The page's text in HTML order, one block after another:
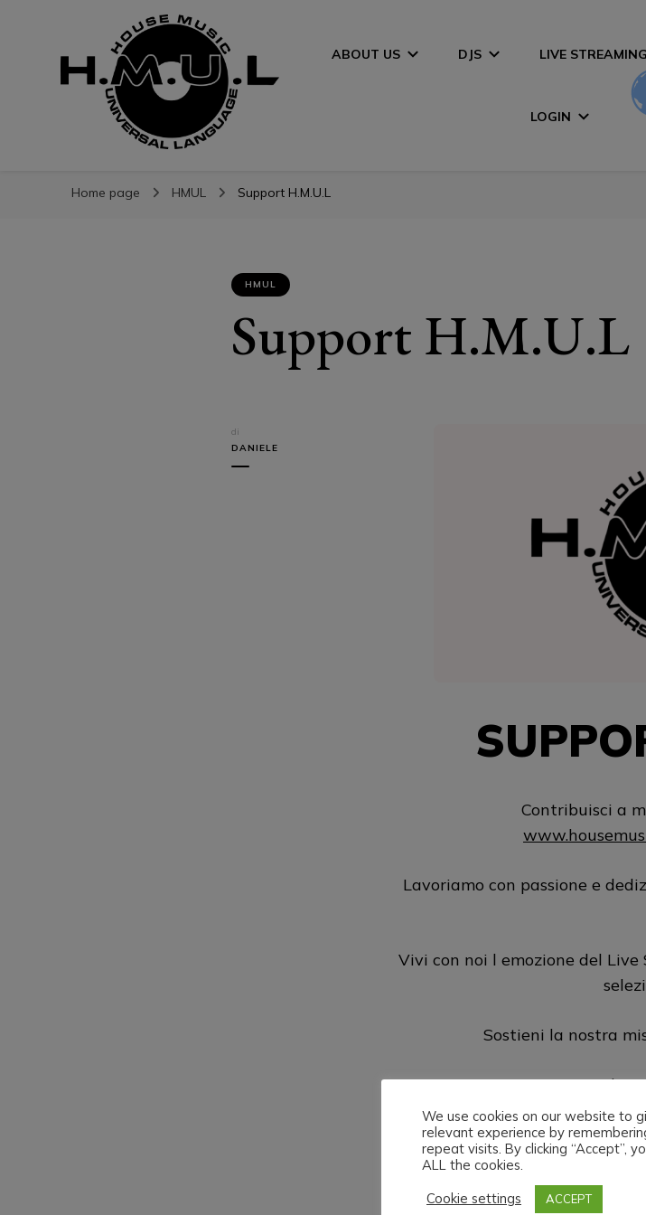
H.M.U.L.
H.M.U.L.
ABOUT US DJS LIVE STREAMING
LOGIN
Home page HMUL Support H.M.U.L
HMUL
Support H.M.U.L
di
DANIELE
Contribuisci a
Lavoriamo con passione e
Vivi con noi l emozione del
Sostieni la nostra
Con un piccolo
We use cookies on our website to
relevant experience by
repeat visits. By clicking “Accept”,
ALL the cookies.
Cookie settings
ACCEPT